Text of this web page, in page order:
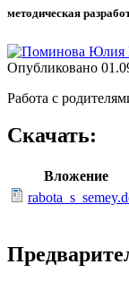
методическая
Опубликовано
Работа с
Скачать:
Вложение